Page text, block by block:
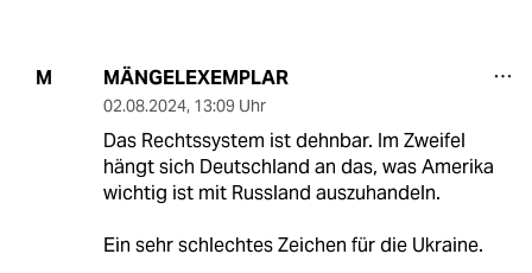
M MÄNGELEXEMPLAR
02.08.2024, 13:09 Uhr
Das Rechtssystem ist dehnbar. Im Zweifel
hängt sich Deutschland an das, was Amerika
wichtig ist mit Russland auszuhandeln.
Ein sehr schlechtes Zeichen für die Ukraine.